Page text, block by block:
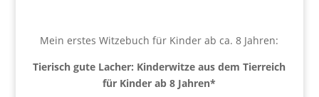
Mein erstes Witzebuch für Kinder ab ca. 8 Jahren:
Tierisch gute Lacher: Kinderwitze aus dem Tierreich
für Kinder ab 8 Jahren*